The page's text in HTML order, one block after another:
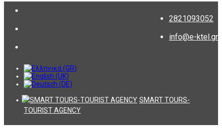
2821093052
info@e-ktel.gr
SMART TOURS-
TOURIST AGENCY